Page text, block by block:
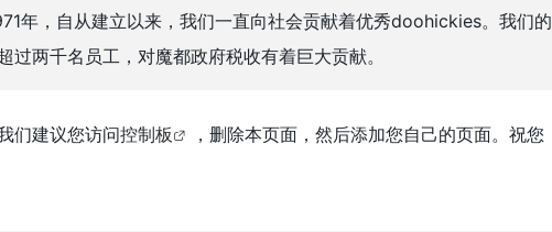
年，自从建立以来，我们一直向社会贡献着优秀doohickies。我们的
过两千名员工，对魔都政府税收有着巨大贡献。
们建议您访问控制板
，删除本页面，然后添加您自己的页面。祝您